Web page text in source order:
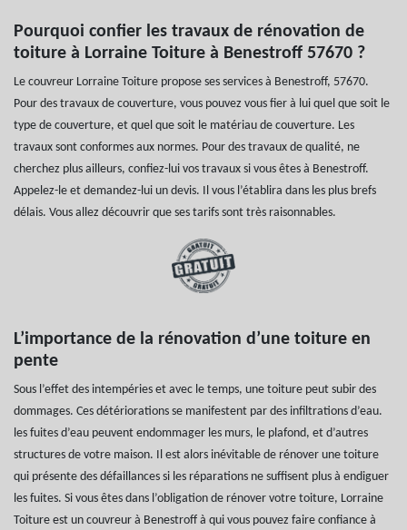
Pourquoi confier les travaux de rénovation de
toiture à Lorraine Toiture à Benestroff 57670 ?
Le couvreur Lorraine Toiture propose ses services à Benestroff, 57670.
Pour des travaux de couverture, vous pouvez vous fier à lui quel que soit le
type de couverture, et quel que soit le matériau de couverture. Les
travaux sont conformes aux normes. Pour des travaux de qualité, ne
cherchez plus ailleurs, confiez-lui vos travaux si vous êtes à Benestroff.
Appelez-le et demandez-lui un devis. Il vous l’établira dans les plus brefs
délais. Vous allez découvrir que ses tarifs sont très raisonnables.
L’importance de la rénovation d’une toiture en
pente
Sous l’effet des intempéries et avec le temps, une toiture peut subir des
dommages. Ces détériorations se manifestent par des infiltrations d’eau.
les fuites d’eau peuvent endommager les murs, le plafond, et d’autres
structures de votre maison. Il est alors inévitable de rénover une toiture
qui présente des défaillances si les réparations ne suffisent plus à endiguer
les fuites. Si vous êtes dans l’obligation de rénover votre toiture, Lorraine
Toiture est un couvreur à Benestroff à qui vous pouvez faire confiance à